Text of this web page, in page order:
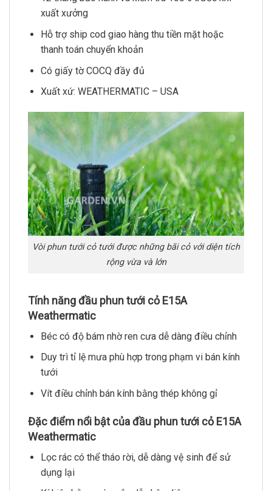
xuất xưởng
Hỗ trợ ship cod giao hàng thu tiền mặt hoặc
thanh toán chuyển khoản
Có giấy tờ COCQ đầy đủ
Xuất xứ: WEATHERMATIC – USA
Vòi phun tưới cỏ tưới được những bãi cỏ với diện tích
rộng vừa và lớn
Tính năng đầu phun tưới cỏ E15A
Weathermatic
Béc có độ bám nhờ ren cưa dễ dàng điều chỉnh
Duy trì tỉ lệ mưa phù hợp trong phạm vi bán kính
tưới
Vít điều chỉnh bán kính bằng thép không gỉ
Đặc điểm nổi bật của đầu phun tưới cỏ E15A
Weathermatic
Lọc rác có thể tháo rời, dễ dàng vệ sinh để sử
dụng lại